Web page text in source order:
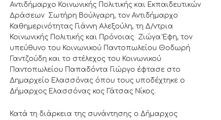
Αντιδήμαρχο Κοινωνικής Πολιτικής και Εκπαιδευτικών
Δράσεων Σωτήρη Βούλγαρη, τον Αντιδήμαρχο
Καθημερινότητας Γιάννη Αλεξούλη, τη Δ/ντρια
Κοινωνικής Πολιτικής και Πρόνοιας Ζιώγα Έφη, τον
υπεύθυνο του Κοινωνικού Παντοπωλείου Θοδωρή
Γαντζούδη και το στέλεχος του Κοινωνικού
Παντοπωλείου Παπαδόντα Γιώργο έφτασε στο
Δημαρχείο Ελασσόνας όπου τους υποδέχτηκε ο
Δήμαρχος Ελασσόνας κος Γάτσας Νίκος.
Κατά τη διάρκεια της συνάντησης ο Δήμαρχος